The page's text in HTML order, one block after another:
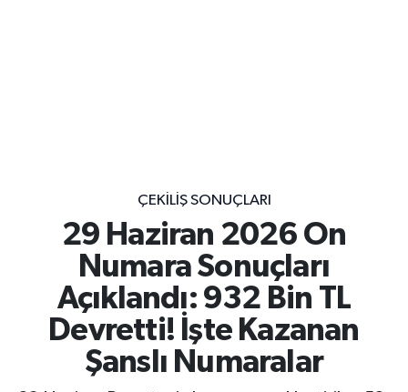
ÇEKILIŞ SONUÇLARI
29 Haziran 2026 On
Numara Sonuçları
Açıklandı: 932 Bin TL
Devretti! İşte Kazanan
Şanslı Numaralar